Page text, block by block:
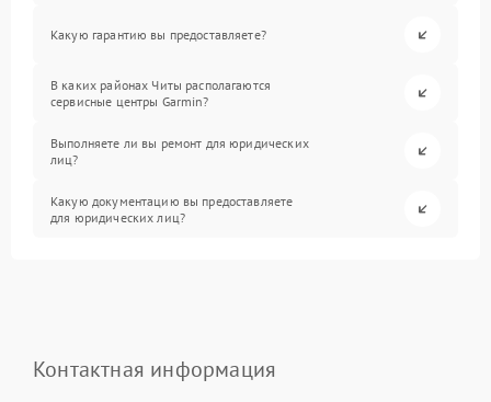
Какую гарантию вы предоставляете?
В каких районах Читы располагаются
сервисные центры Garmin?
Выполняете ли вы ремонт для юридических
лиц?
Какую документацию вы предоставляете
для юридических лиц?
Контактная информация